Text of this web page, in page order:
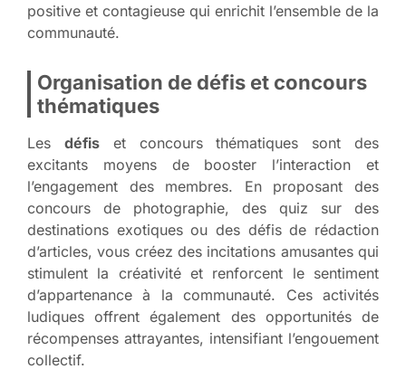
positive et contagieuse qui enrichit l’ensemble de la
communauté.
Organisation de défis et concours
thématiques
Les défiset concours thématiques sont des
excitants moyens de booster l’interaction et
l’engagement des membres. En proposant des
concours de photographie, des quiz sur des
destinations exotiques ou des défis de rédaction
d’articles, vous créez des incitations amusantes qui
stimulent la créativité et renforcent le sentiment
d’appartenance à la communauté. Ces activités
ludiques offrent également des opportunités de
récompenses attrayantes, intensifiant l’engouement
collectif.